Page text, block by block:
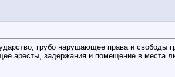
грубо нарушающее права и свободы
аресты, задержания и помещение в места